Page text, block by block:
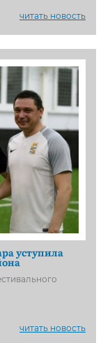
читать новость
уступила
читать новость